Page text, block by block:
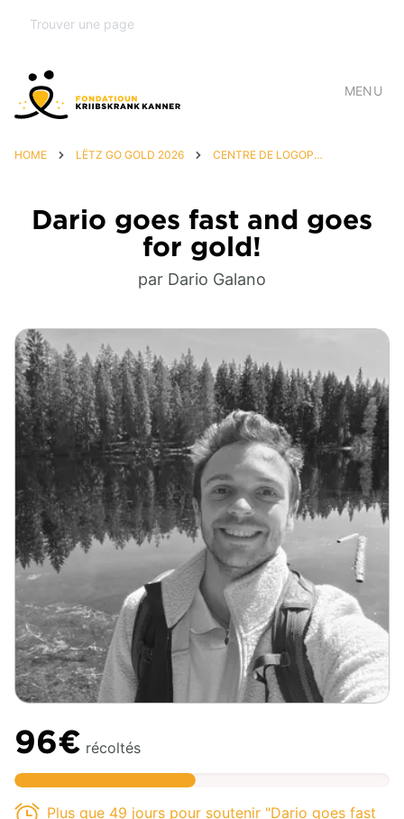
MENU
HOME LËTZ GO GOLD 2026 CENTRE DE LOGOPÉDIE
Dario goes fast and goes
for gold!
par Dario Galano
96€ récoltés
Plus que 49 jours pour soutenir "Dario goes fast